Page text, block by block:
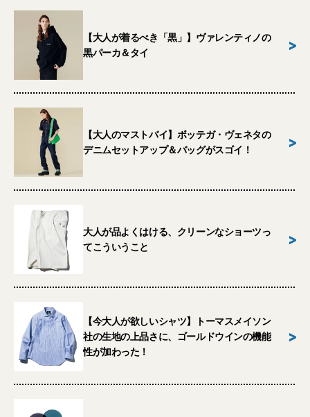
【大人が着るべき「黒」】ヴァレンティノの
黒パーカ＆タイ
>
【大人のマストバイ】ボッテガ・ヴェネタの
デニムセットアップ＆バッグがスゴイ！
>
大人が品よくはける、クリーンなショーツっ
てこういうこと
>
【今大人が欲しいシャツ】トーマスメイソン
社の生地の上品さに、ゴールドウインの機能
性が加わった！
>